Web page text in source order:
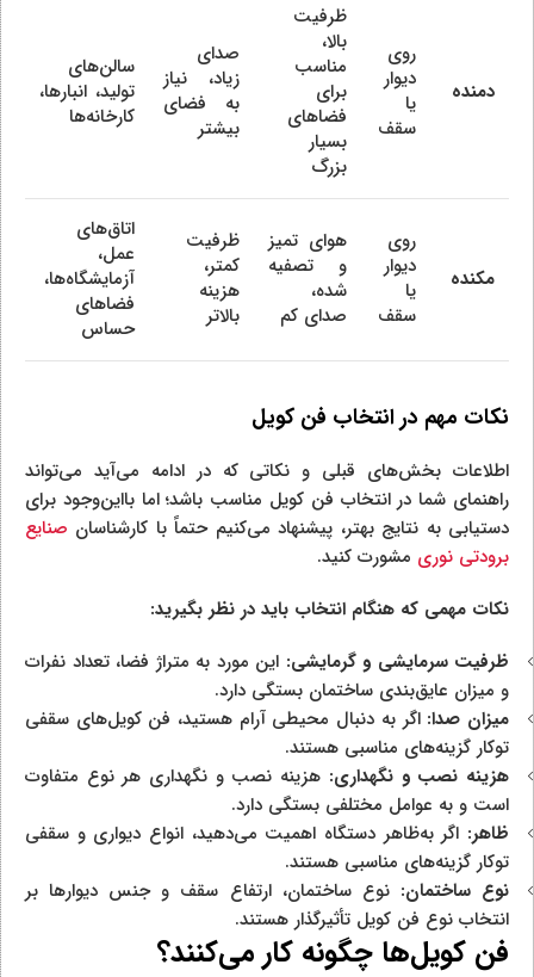
دمنده
روی
دیوار
یا
سقف
ظرفیت
بالا،
مناسب
برای
فضاهای
بسیار
بزرگ
صدای
زیاد، نیاز
به فضای
بیشتر
سالن‌های
تولید، انبارها،
کارخانه‌ها
مکنده
روی
دیوار
یا
سقف
هوای تمیز
و تصفیه
شده،
صدای کم
ظرفیت
کمتر،
هزینه
بالاتر
اتاق‌های
عمل،
آزمایشگاه‌ها،
فضاهای
حساس
نکات مهم در انتخاب فن کویل
اطلاعات بخش‌های قبلی و نکاتی که در ادامه می‌آید می‌تواند
راهنمای شما در انتخاب فن کویل مناسب باشد؛ اما بااین‌وجود برای
دستیابی به نتایج بهتر، پیشنهاد می‌کنیم حتماً با کارشناسان صنایع
برودتی نوری مشورت کنید.
نکات مهمی که هنگام انتخاب باید در نظر بگیرید:
ظرفیت سرمایشی و گرمایشی: این مورد به متراژ فضا، تعداد نفرات
و میزان عایق‌بندی ساختمان بستگی دارد.
میزان صدا: اگر به دنبال محیطی آرام هستید، فن کویل‌های سقفی
توکار گزینه‌های مناسبی هستند.
هزینه نصب و نگهداری: هزینه نصب و نگهداری هر نوع متفاوت
است و به عوامل مختلفی بستگی دارد.
ظاهر: اگر به‌ظاهر دستگاه اهمیت می‌دهید، انواع دیواری و سقفی
توکار گزینه‌های مناسبی هستند.
نوع ساختمان: نوع ساختمان، ارتفاع سقف و جنس دیوارها بر
انتخاب نوع فن کویل تأثیرگذار هستند.
فن کویل‌ها چگونه کار می‌کنند؟